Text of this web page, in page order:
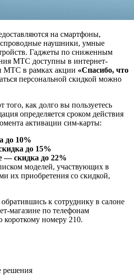
на смартфоны,
наушники, умные
Гаджеты по сниженным
МТС доступны в интернет-
МТС в рамках акции «Спасибо, что
персональной скидкой можно
того, как долго вы пользуетесь
определяется сроком действия
активации сим-карты:
до 10%
до 15%
— скидка до 22%
моделей, участвующих в
их приобретения со скидкой,
к сотруднику в салоне
магазине по телефонам
короткому номеру 210.
решения